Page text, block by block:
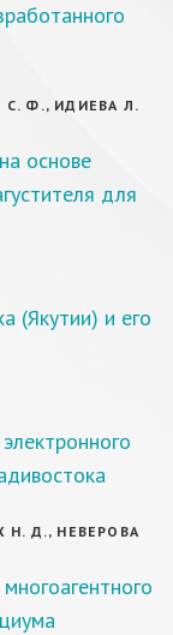
Ф., ИДИЕВА Л.
основе
для
(Якутии) и его
Н. Д., НЕВЕРОВА